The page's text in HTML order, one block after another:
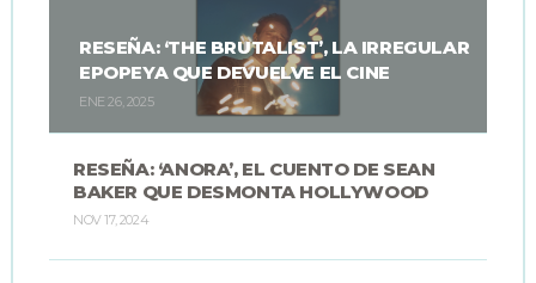
RESEÑA: ‘THE BRUTALIST’, LA IRREGULAR
EPOPEYA QUE DEVUELVE EL CINE
ENE 26, 2025
RESEÑA: ‘ANORA’, EL CUENTO DE SEAN
BAKER QUE DESMONTA HOLLYWOOD
NOV 17, 2024